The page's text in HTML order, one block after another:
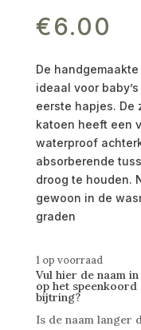
€6.00
De
ideaal voor
eerste hapjes. De
katoen heeft een
waterproof
absorberende
droog te houden.
gewoon in de
graden
1 op voorraad
Vul hier de naam
op het
bijtring?
Is de naam langer